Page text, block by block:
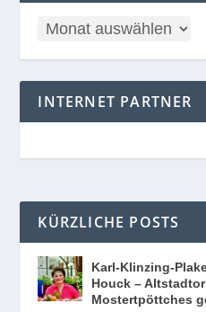
INTERNET PARTNER
KÜRZLICHE POSTS
Karl-Klinzing-
Houck –
Mostertpöttches